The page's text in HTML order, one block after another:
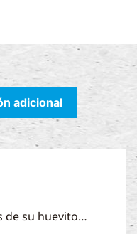
adicional
de su huevito…